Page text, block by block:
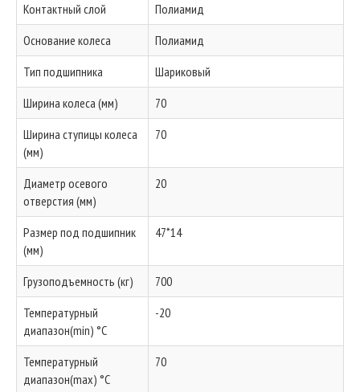
Контактный слой
Полиамид
Основание колеса
Полиамид
Тип подшипника
Шариковый
Ширина колеса (мм)
70
Ширина ступицы колеса
(мм)
70
Диаметр осевого
отверстия (мм)
20
Размер под подшипник
(мм)
47*14
Грузоподъемность (кг)
700
Температурный
диапазон(min) °C
-20
Температурный
диапазон(max) °C
70